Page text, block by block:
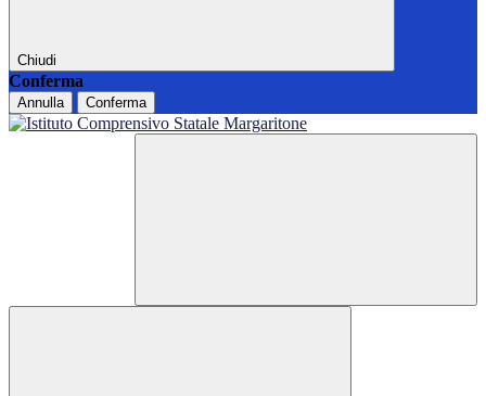
Chiudi
Conferma
Annulla Conferma